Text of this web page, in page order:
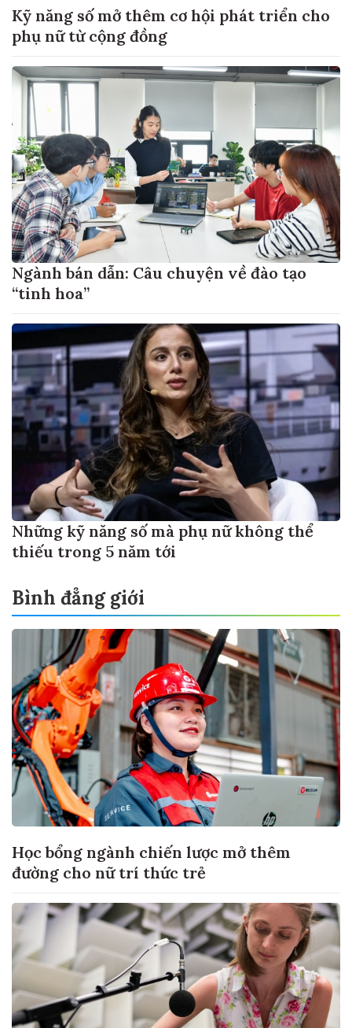
Kỹ năng số mở thêm cơ hội phát triển cho
phụ nữ từ cộng đồng
Ngành bán dẫn: Câu chuyện về đào tạo
“tinh hoa”
Những kỹ năng số mà phụ nữ không thể
thiếu trong 5 năm tới
Bình đẳng giới
Học bổng ngành chiến lược mở thêm
đường cho nữ trí thức trẻ